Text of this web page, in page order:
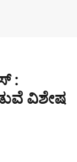
:
ವಿಶೇಷ